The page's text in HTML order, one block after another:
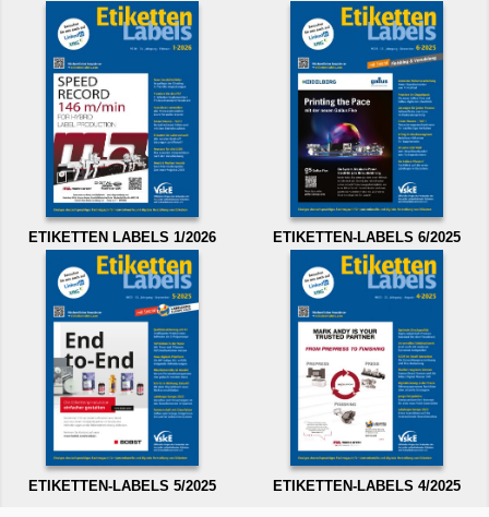
ETIKETTEN LABELS 1/2026 ETIKETTEN-LABELS 6/2025
ETIKETTEN-LABELS 5/2025 ETIKETTEN-LABELS 4/2025